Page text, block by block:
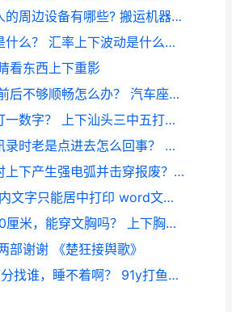
常用的搬运机器人的周边设备有哪些? 搬运机器人上下料机器人
汇率波动的实质是什么？ 汇率上下波动是什么原因
看东西上下重影
汽车座椅手动的 前后不够顺畅怎么办？ 汽车座椅上下调节坏了
上下一头三中二打一数字？ 上下汕头三中五打一数字
微信上下翻看通讯录时老是点进去怎么回事？ 微信通讯录下载
三相大空开跳闸时上下产生强电弧并击穿报废？ 空气开关跳闸声音很大
word文档中表格内文字只能居中打印 word文档表格中的字怎么上下居中
男生上下胸围差10厘米，能穿文胸吗？ 上下胸围差对照表
部谢谢 《楚狂接舆歌》
91y金币充值上下分找谁，睡不着啊？ 91y打鱼游戏上下分微信